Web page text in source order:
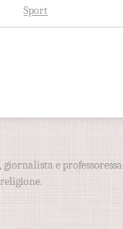
Sport
e professoressa